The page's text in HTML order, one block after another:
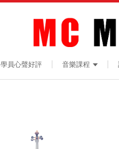
學員心聲好評 音樂課程